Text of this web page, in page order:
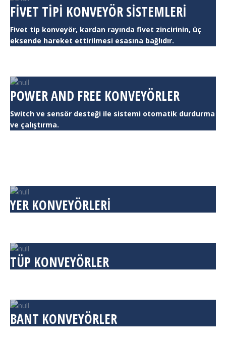
FIVET TIPI KONVEYÖR SISTEMLERI
Fivet tip konveyör, kardan rayında fivet zincirinin, üç
eksende hareket ettirilmesi esasına bağlıdır.
POWER AND FREE KONVEYÖRLER
Switch ve sensör desteği ile sistemi otomatik durdurma
ve çalıştırma.
YER KONVEYÖRLERİ
TÜP KONVEYÖRLER
BANT KONVEYÖRLER